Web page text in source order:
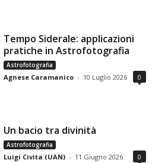
Tempo Siderale: applicazioni
pratiche in Astrofotografia
Astrofotografia
Agnese Caramanico - 10 Luglio 2026 0
Un bacio tra divinità
Astrofotografia
Luigi Civita (UAN) - 11 Giugno 2026 0